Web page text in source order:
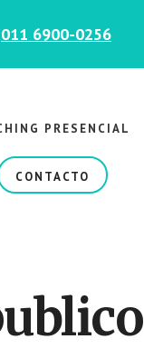
011 6900-0256
PRESENCIAL
CONTACTO